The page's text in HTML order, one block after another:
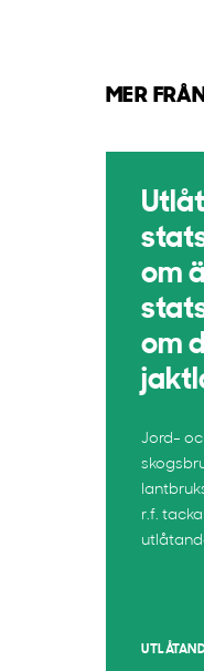
MER
om
om
Jord-
r.f.